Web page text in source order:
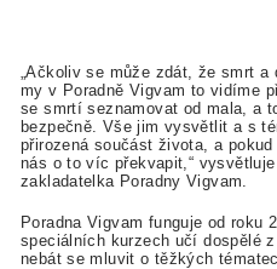
„Ačkoliv se může zdát, že smrt
my v Poradně Vigvam to vidíme
se smrtí seznamovat od mala, a
bezpečně. Vše jim vysvětlit a s
přirozená součást života, a
nás o to víc překvapit,“
zakladatelka Poradny Vigvam.
Poradna Vigvam funguje od roku
speciálních kurzech učí dospělé
nebát se mluvit o těžkých